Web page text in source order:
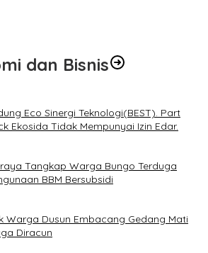
dan Bisnis
Eco Sinergi Teknologi(BEST). Part
Ekosida Tidak Mempunyai Izin Edar.
Tangkap Warga Bungo Terduga
BBM Bersubsidi
Warga Dusun Embacang Gedang Mati
Diracun